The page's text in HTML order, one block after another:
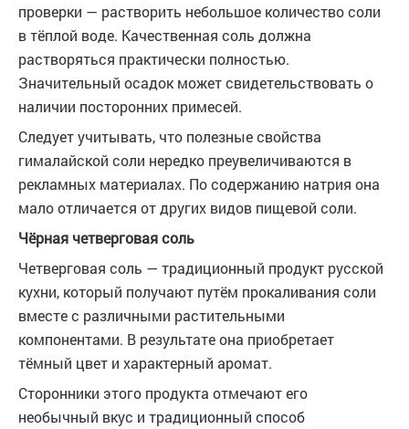
проверки — растворить небольшое количество соли
в тёплой воде. Качественная соль должна
растворяться практически полностью.
Значительный осадок может свидетельствовать о
наличии посторонних примесей.
Следует учитывать, что полезные свойства
гималайской соли нередко преувеличиваются в
рекламных материалах. По содержанию натрия она
мало отличается от других видов пищевой соли.
Чёрная четверговая соль
Четверговая соль — традиционный продукт русской
кухни, который получают путём прокаливания соли
вместе с различными растительными
компонентами. В результате она приобретает
тёмный цвет и характерный аромат.
Сторонники этого продукта отмечают его
необычный вкус и традиционный способ